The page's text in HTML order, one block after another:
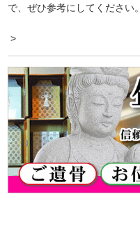
で、ぜひ参考にしてください。
>